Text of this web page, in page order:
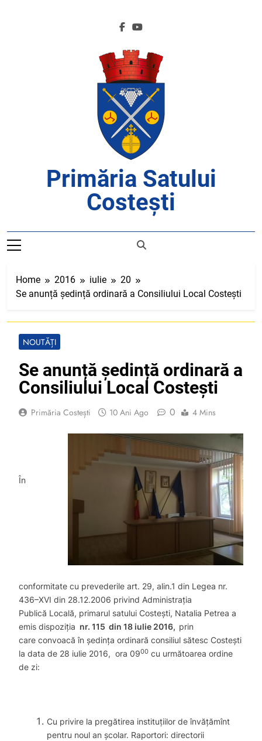
Primăria Satului
Costești
Home 2016 iulie
20
Se anunță ședință ordinară a Consiliului Local Costești
NOUTĂȚI
Se anunță ședință ordinară a
Consiliului Local Costești
Primăria Costești 10 Ani Ago 0 4 Mins
În
conformitate cu prevederile art. 29, alin.1 din Legea nr.
436–XVI din 28.12.2006 privind Administrația
Publică Locală, primarul satului Costești, Natalia Petrea a
emis dispoziția nr. 115 din 18 iulie 2016, prin
care convoacă în ședința ordinară consiliul sătesc Costești
la data de 28 iulie 2016, ora 0900 cu următoarea ordine
de zi:
Cu privire la pregătirea instituţiilor de învăţămînt
pentru noul an şcolar. Raportori: directorii